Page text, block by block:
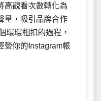
高觀看次數轉化為
量，吸引品牌合作
環環相扣的過程，
營你的Instagram帳